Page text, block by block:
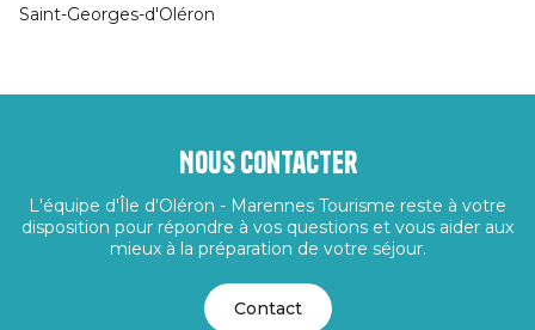
Saint-Georges-d'Oléron
Nous contacter
L'équipe d'Île d'Oléron - Marennes Tourisme reste à votre
disposition pour répondre à vos questions et vous aider aux
mieux à la préparation de votre séjour.
Contact